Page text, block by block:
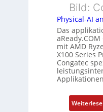
Bild:
Physical-AI
Das
aReady.COM
mit AMD
X100 Series
Congatec